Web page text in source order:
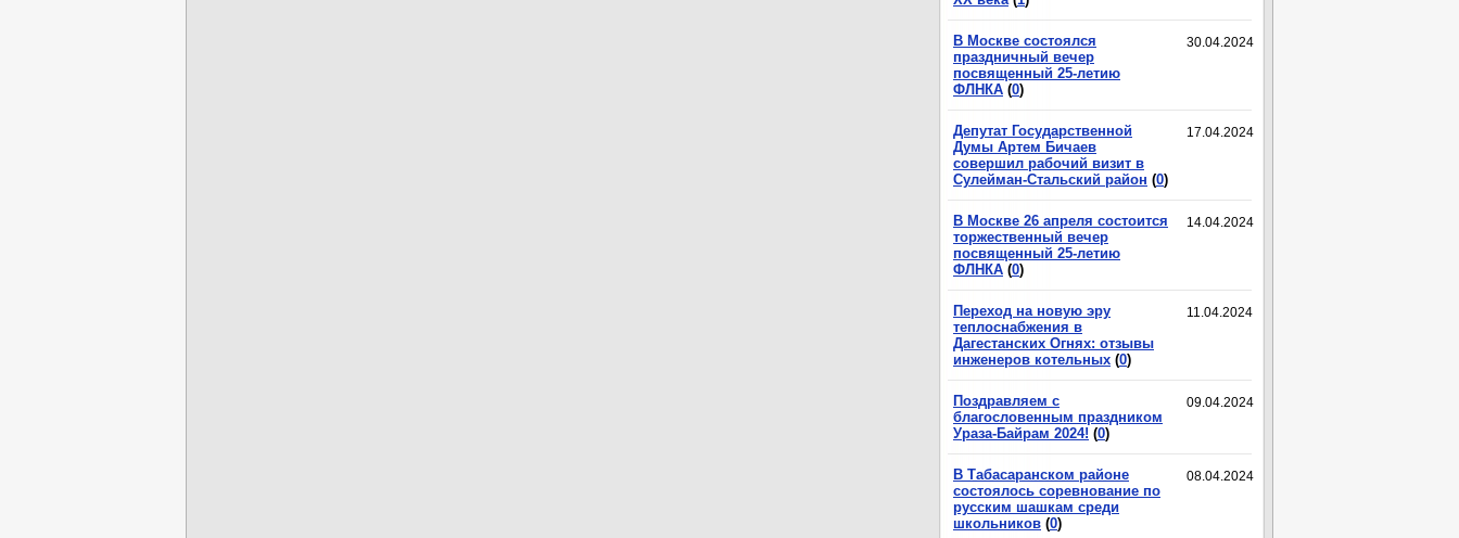
30.04.2024
В Москве состоялся
праздничный вечер
посвященный 25-летию
ФЛНКА (0)
17.04.2024
Депутат Государственной
Думы Артем Бичаев
совершил рабочий визит в
Сулейман-Стальский район (0)
14.04.2024
В Москве 26 апреля состоится
торжественный вечер
посвященный 25-летию
ФЛНКА (0)
11.04.2024
Переход на новую эру
теплоснабжения в
Дагестанских Огнях: отзывы
инженеров котельных (0)
09.04.2024
Поздравляем с
благословенным праздником
Ураза-Байрам 2024! (0)
08.04.2024
В Табасаранском районе
состоялось соревнование по
русским шашкам среди
школьников (0)